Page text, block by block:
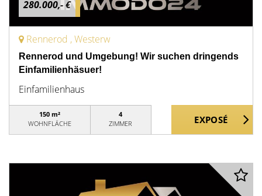
280.000,- €
Rennerod , Westerw
Rennerod und Umgebung! Wir suchen dringends
Einfamilienhäsuer!
Einfamilienhaus
150 m²
WOHNFLÄCHE
4
ZIMMER